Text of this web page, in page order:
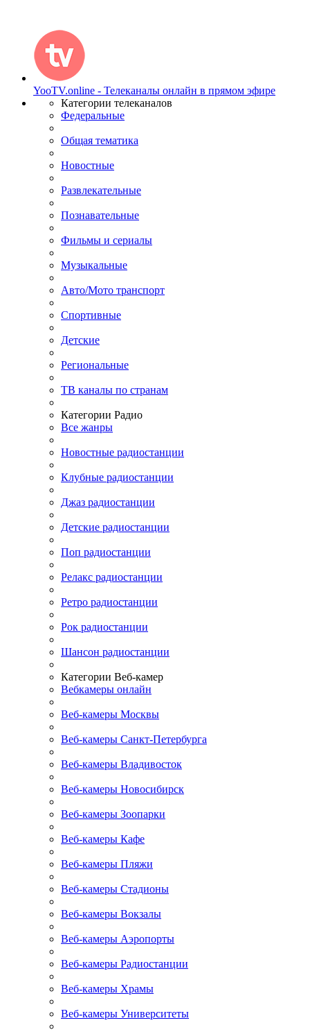
YooTV.online - Телеканалы онлайн в прямом эфире
Категории телеканалов
Федеральные
Общая тематика
Новостные
Развлекательные
Познавательные
Фильмы и сериалы
Музыкальные
Авто/Мото транспорт
Спортивные
Детские
Региональные
ТВ каналы по странам
Категории Радио
Все жанры
Новостные радиостанции
Клубные радиостанции
Джаз радиостанции
Детские радиостанции
Поп радиостанции
Релакс радиостанции
Ретро радиостанции
Рок радиостанции
Шансон радиостанции
Категории Веб-камер
Вебкамеры онлайн
Веб-камеры Москвы
Веб-камеры Санкт-Петербурга
Веб-камеры Владивосток
Веб-камеры Новосибирск
Веб-камеры Зоопарки
Веб-камеры Кафе
Веб-камеры Пляжи
Веб-камеры Стадионы
Веб-камеры Вокзалы
Веб-камеры Аэропорты
Веб-камеры Радиостанции
Веб-камеры Храмы
Веб-камеры Университеты